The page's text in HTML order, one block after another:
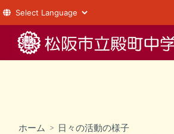
テ
ホーム > 日々の活動の様子